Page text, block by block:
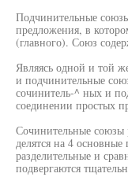
Подчинительные
предложения, в
(главного). Союз
Являясь одной и той
и подчинительные
сочинитель-^ ных и
соединении простых
Сочинительные союзы
делятся на 4
разделительные и
подвергаются